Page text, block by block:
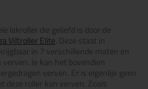
lakroller die geliefd is door de
Viltroller Elite. Deze staat in
in 7 verschillende maten en
Je kan het bovendien
verven. Er is eigenlijk geen
deze roller kan verven. Zoals